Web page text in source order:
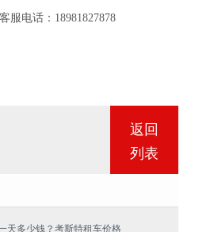
电话：18981827878
返回
列表
天多少钱？考斯特租车价格